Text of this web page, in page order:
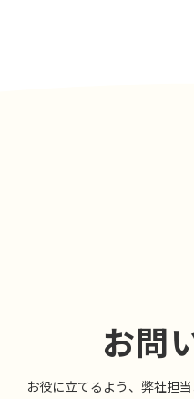
お問
お役に⽴てるよう、弊社担